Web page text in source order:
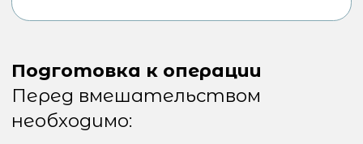
проконсультироваться
диагноза и проведения курса
лечения.